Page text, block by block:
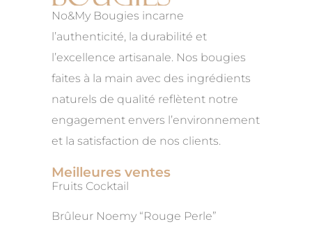
No&My Bougies incarne
l’authenticité, la durabilité et
l’excellence artisanale. Nos bougies
faites à la main avec des ingrédients
naturels de qualité reflètent notre
engagement envers l’environnement
et la satisfaction de nos clients.
Meilleures ventes
Fruits Cocktail
Brûleur Noemy “Rouge Perle”